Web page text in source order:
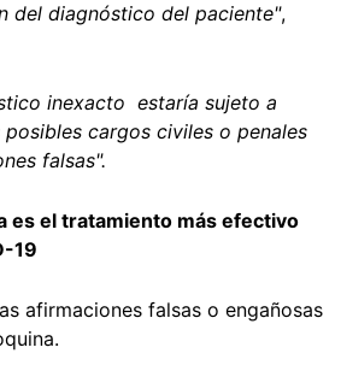
del diagnóstico del paciente",
inexacto estaría sujeto a
cargos civiles o penales
falsas".
es el tratamiento más efectivo
19
afirmaciones falsas o engañosas